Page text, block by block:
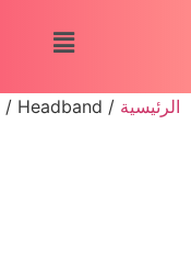
الرئيسية /
/ Headband